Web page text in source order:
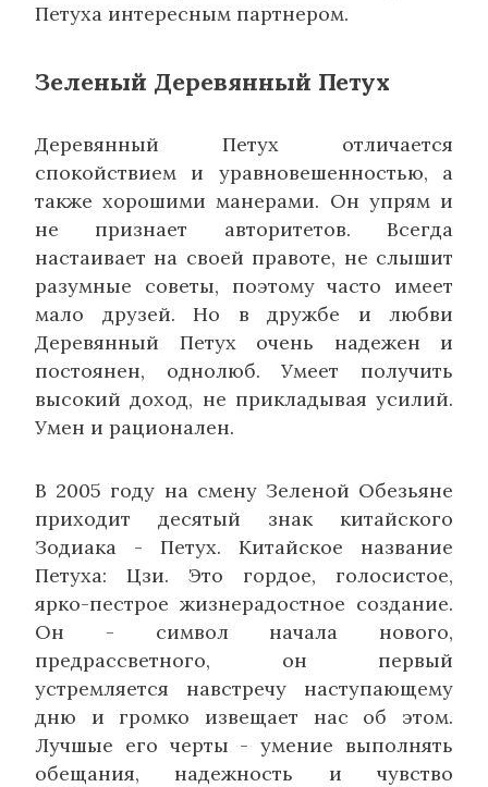
Петуха интересным партнером.
Зеленый Деревянный Петух
Деревянный Петух отличается
спокойствием и уравновешенностью, а
также хорошими манерами. Он упрям и
не признает авторитетов. Всегда
настаивает на своей правоте, не слышит
разумные советы, поэтому часто имеет
мало друзей. Но в дружбе и любви
Деревянный Петух очень надежен и
постоянен, однолюб. Умеет получить
высокий доход, не прикладывая усилий.
Умен и рационален.
В 2005 году на смену Зеленой Обезьяне
приходит десятый знак китайского
Зодиака - Петух. Китайское название
Петуха: Цзи. Это гордое, голосистое,
ярко-пестрое жизнерадостное создание.
Он - символ начала нового,
предрассветного, он первый
устремляется навстречу наступающему
дню и громко извещает нас об этом.
Лучшые его черты - умение выполнять
обещания, надежность и чувство